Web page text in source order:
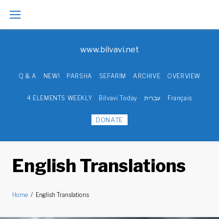
Skip
to
www.bilvavi.net
Q & A NEW! PARSHA SEFARIM ARCHIVE OVERVIEW
4 ELEMENTS WEEKLY Bilvavi Today עברית Français
DONATE
English Translations
Home / English Translations